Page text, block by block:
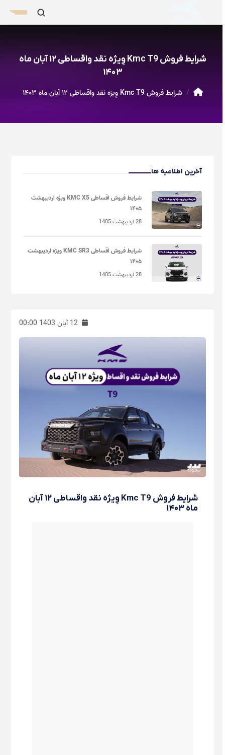
شرایط فروش Kmc T9 وِیژه نقد واقساطی ۱۲ آبان ماه
۱۴۰۳
شرایط فروش Kmc T9 وِیژه نقد واقساطی ۱۲ آبان ماه ۱۴۰۳
آخرین اطلاعیه ها
شرایط فروش اقساطی KMC X5 ویژه اردیبهشت
۱۴۰۵
28 اردیبهشت 1405
شرایط فروش اقساطی KMC SR3 ویژه اردیبهشت
۱۴۰۵
28 اردیبهشت 1405
شرایط فروش Kmc T9 وِیژه نقد واقساطی ۱۲ آبان
ماه ۱۴۰۳